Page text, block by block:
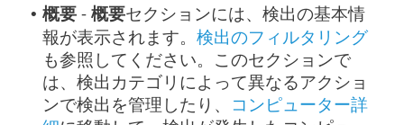
• 概要 - 概要セクションには、検出の基本情
報が表示されます。 検出のフィルタリング
も参照してください。このセクションで
は、検出カテゴリによって異なるアクショ
ンで検出を管理したり、
コンピューター詳